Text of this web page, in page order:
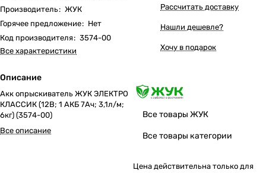
Производитель: ЖУК
Горячее предложение: Нет
Код производителя: 3574-00
Все характеристики
Описание
Акк опрыскиватель ЖУК ЭЛЕКТРО
КЛАССИК (12В; 1 АКБ 7Ач; 3,1л/м;
6кг) (3574-00)
Все описание
Рассчитать доставку
Нашли дешевле?
Хочу в подарок
Все товары ЖУК
Все товары категории
Цена действительна только для